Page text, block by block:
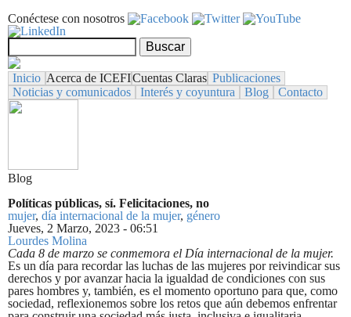
Conéctese con nosotros
Formulario de búsqueda
Buscar
Inicio Acerca de ICEFICuentas Claras Publicaciones
Noticias y comunicados
Interés y coyuntura Blog Contacto
Blog
Políticas públicas, sí. Felicitaciones, no
mujer, día internacional de la mujer, género
Jueves, 2 Marzo, 2023 - 06:51
Lourdes Molina
Share on Facebook
Tweet Widget
Linkedin Share Button
Cada 8 de marzo se conmemora el Día internacional de la mujer.
Es un día para recordar las luchas de las mujeres por reivindicar sus
derechos y por avanzar hacia la igualdad de condiciones con sus
pares hombres y, también, es el momento oportuno para que, como
sociedad, reflexionemos sobre los retos que aún debemos enfrentar